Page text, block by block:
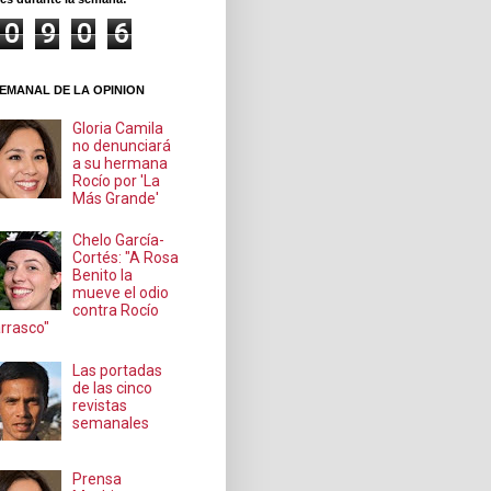
0 9 0
6
DE LA OPINION
Gloria Camila
no denunciará
a su hermana
Rocío por 'La
Más Grande'
Chelo García-
Cortés: "A Rosa
Benito la
mueve el odio
contra Rocío
Las portadas
de las cinco
revistas
semanales
Prensa